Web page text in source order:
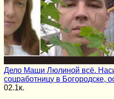
Дело Маши Люлиной всё.
соцработницу в Богородске,
02.1к.